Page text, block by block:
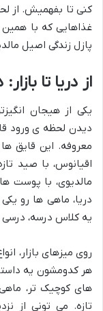
کنی تا بفهمیش. از
غذاهایی که با
پازل زندگی اصیل
از دریا تا
یکی از هیجان
دیدن لحظه ی ورود
معروفه. این قایق
اقیانوس، با صید
مالدیوی، با پوست
دریا، ماهی ها رو
یه کلاس درسه،
روی میزهای بازار،
هر کدومشون یه
های کوچیک تر،
تازه. می تونی از